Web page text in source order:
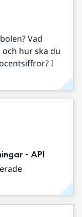
Vad
och hur ska du
I
- API